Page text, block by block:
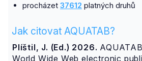
procházet 37612 platných druhů
Jak citovat AQUATAB?
Plíštil, J. (Ed.) 2026.
World Wide Web electronic